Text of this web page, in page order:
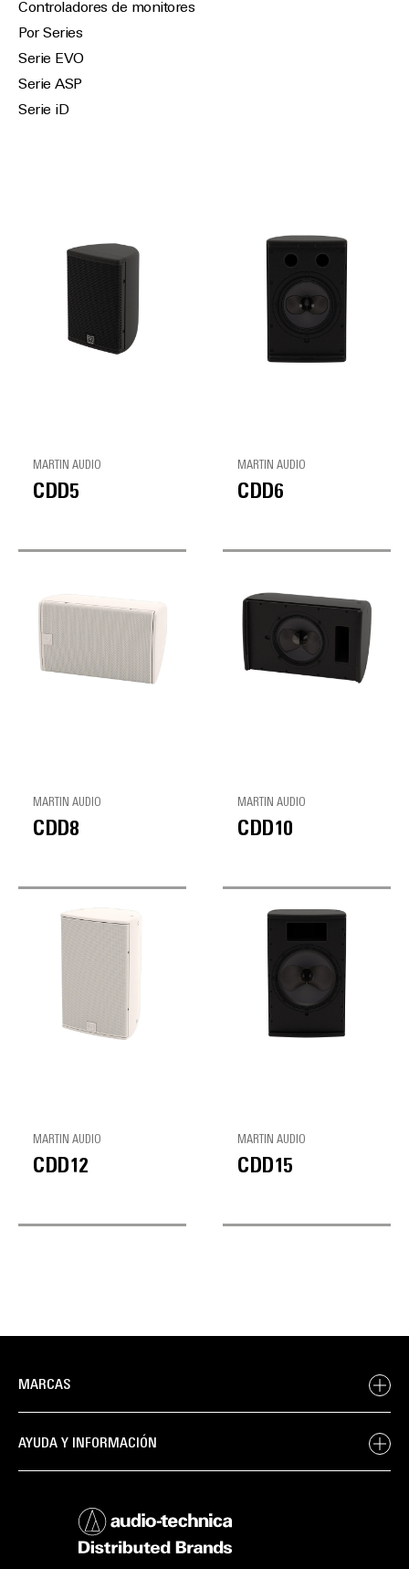
Controladores de monitores
Por Series
Serie EVO
Serie ASP
Serie iD
MARTIN AUDIO
CDD5
MARTIN AUDIO
CDD6
MARTIN AUDIO
CDD8
MARTIN AUDIO
CDD10
MARTIN AUDIO
CDD12
MARTIN AUDIO
CDD15
MARCAS
AYUDA Y INFORMACIÓN